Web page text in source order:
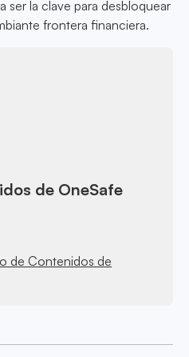
ser la clave para desbloquear
frontera financiera.
de OneSafe
de Contenidos de